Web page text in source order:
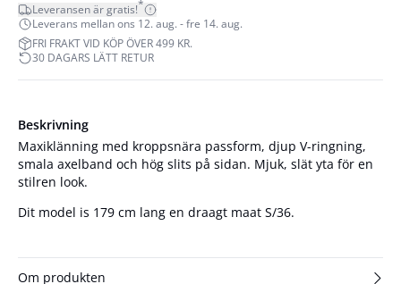
Leveransen är gratis!*
Leverans mellan ons 12. aug. - fre 14. aug.
FRI FRAKT VID KÖP ÖVER 499 KR.
30 DAGARS LÄTT RETUR
Beskrivning
Maxiklänning med kroppsnära passform, djup V-ringning,
smala axelband och hög slits på sidan. Mjuk, slät yta för en
stilren look.
Dit model is 179 cm lang en draagt maat S/36.
Om produkten